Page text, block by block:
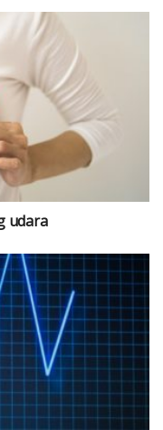
udara